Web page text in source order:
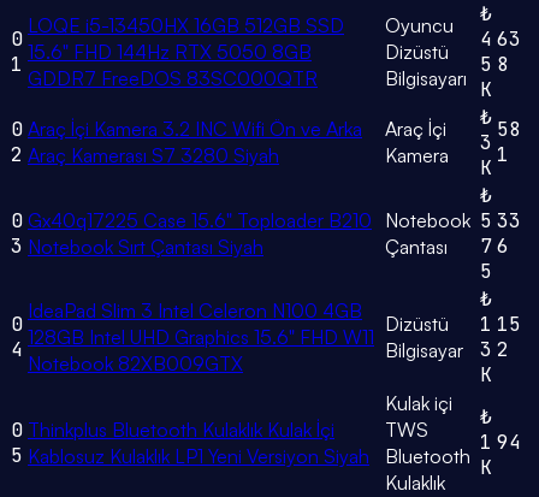
0
1
LOQE i5-13450HX 16GB 512GB SSD
15.6" FHD 144Hz RTX 5050 8GB
GDDR7 FreeDOS 83SC000QTR
Oyuncu
Dizüstü
Bilgisayarı
₺
4
5
K
63
8
0
2
Araç İçi Kamera 3.2 INC Wifi Ön ve Arka
Araç Kamerası S7 3280 Siyah
Araç İçi
Kamera
₺
3
K
58
1
0
3
Gx40q17225 Case 15.6" Toploader B210
Notebook Sırt Çantası Siyah
Notebook
Çantası
₺
5
7
5
33
6
0
4
IdeaPad Slim 3 Intel Celeron N100 4GB
128GB Intel UHD Graphics 15.6" FHD W11
Notebook 82XB009GTX
Dizüstü
Bilgisayar
₺
1
3
K
15
2
0
5
Thinkplus Bluetooth Kulaklık Kulak İçi
Kablosuz Kulaklık LP1 Yeni Versiyon Siyah
Kulak içi
TWS
Bluetooth
Kulaklık
₺
1
K
94